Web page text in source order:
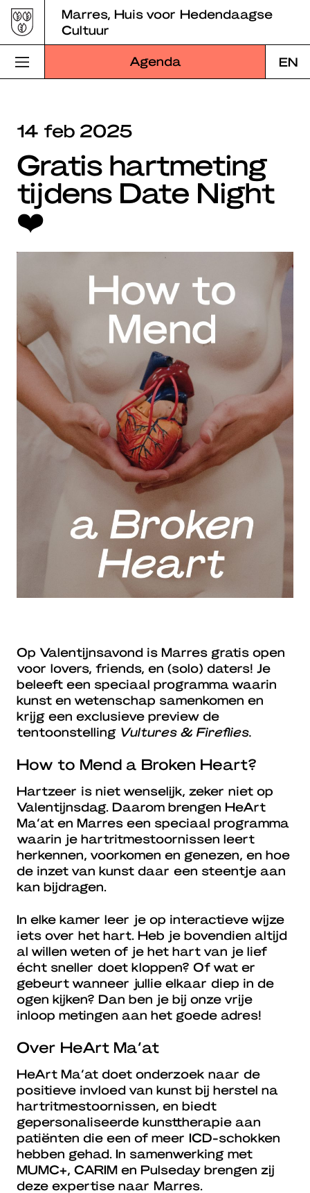
Skip
to
content
Marres, Huis voor Hedendaagse
Cultuur
Agenda EN
Programma
Educatie
Over Marres
Marres Kitchen
Zoek
14 feb 2025
Gratis hartmeting
tijdens Date Night
❤️
Op Valentijnsavond is Marres gratis open
voor lovers, friends, en (solo) daters! Je
beleeft een speciaal programma waarin
kunst en wetenschap samenkomen en
krijg een exclusieve preview de
tentoonstelling Vultures & Fireflies.
How to Mend a Broken Heart?
Hartzeer is niet wenselijk, zeker niet op
Valentijnsdag. Daarom brengen HeArt
Ma’at en Marres een speciaal programma
waarin je hartritmestoornissen leert
herkennen, voorkomen en genezen, en hoe
de inzet van kunst daar een steentje aan
kan bijdragen.
In elke kamer leer je op interactieve wijze
iets over het hart. Heb je bovendien altijd
al willen weten of je het hart van je lief
écht sneller doet kloppen? Of wat er
gebeurt wanneer jullie elkaar diep in de
ogen kijken? Dan ben je bij onze vrije
inloop metingen aan het goede adres!
Over HeArt Ma’at
HeArt Ma’at doet onderzoek naar de
positieve invloed van kunst bij herstel na
hartritmestoornissen, en biedt
gepersonaliseerde kunsttherapie aan
patiënten die een of meer ICD-schokken
hebben gehad. In samenwerking met
MUMC+, CARIM en Pulseday brengen zij
deze expertise naar Marres.